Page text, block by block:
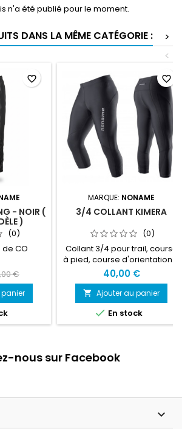
n'a été publié pour le moment.
DANS LA MÊME CATÉGORIE :
>
<
- NOIR (
)
(0)
CO
€
favorite_border
MARQUE: NONAME
3/4 COLLANT KIMERA
(0)
Collant 3/4 pour trail, course
à pied, course d'orientation....
40,00 €
 Ajouter au panier
 En stock
favorite_border
nous sur Facebook
